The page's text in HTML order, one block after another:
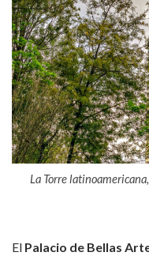
La Torre
El Palacio de Bellas